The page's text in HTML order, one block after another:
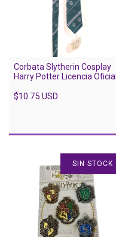
Corbata Slytherin Cosplay
Harry Potter Licencia Oficial
$10.75 USD
SIN STOCK